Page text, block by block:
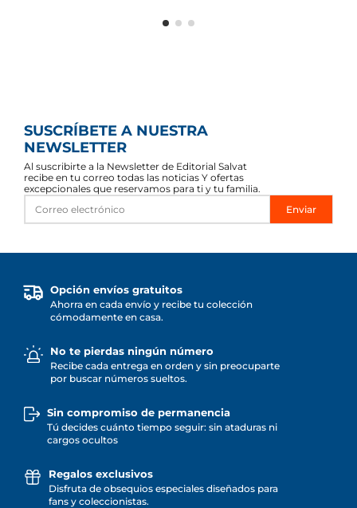
SUSCRÍBETE A NUESTRA
NEWSLETTER
Al suscribirte a la Newsletter de Editorial Salvat
recibe en tu correo todas las noticias Y ofertas
excepcionales que reservamos para ti y tu familia.
Enviar
Opción envíos gratuitos
Ahorra en cada envío y recibe tu colección
cómodamente en casa.
No te pierdas ningún número
Recibe cada entrega en orden y sin preocuparte
por buscar números sueltos.
Sin compromiso de permanencia
Tú decides cuánto tiempo seguir: sin ataduras ni
cargos ocultos
Regalos exclusivos
Disfruta de obsequios especiales diseñados para
fans y coleccionistas.